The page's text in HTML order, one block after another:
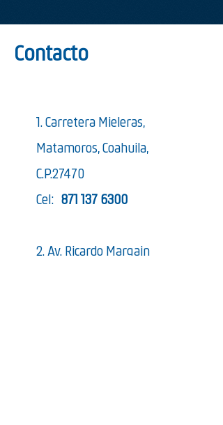
Contacto
1. Carretera Mieleras,
Matamoros, Coahuila,
C.P.27470
Cel: 871 137 6300
2. Av. Ricardo Margain